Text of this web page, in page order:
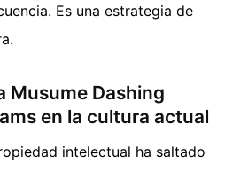
Es una estrategia de
Musume Dashing
en la cultura actual
intelectual ha saltado